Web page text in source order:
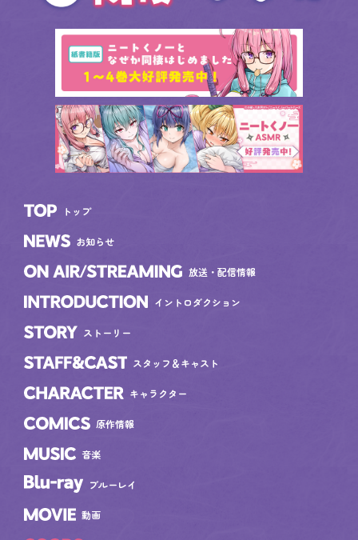
TOP
トップ
NEWS
お知らせ
ON AIR/STREAMING
放送・配信情報
INTRODUCTION
イントロダクション
STORY
ストーリー
STAFF&CAST
スタッフ＆キャスト
CHARACTER
キャラクター
COMICS
原作情報
MUSIC
音楽
Blu-ray
ブルーレイ
MOVIE
動画